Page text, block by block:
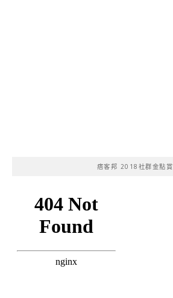
痞客邦 2018社群金點賞